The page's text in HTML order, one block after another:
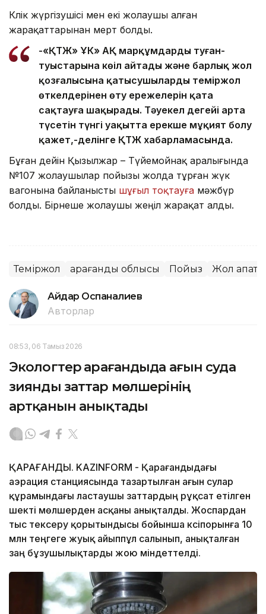
Көлік жүргізушісі мен екі жолаушы алған
жарақаттарынан мерт болды.
-«ҚТЖ» ҰК» АҚ марқұмдардың туған-
туыстарына көңіл айтады және барлық жол
қозғалысына қатысушыларды теміржол
өткелдерінен өту ережелерін қатаң
сақтауға шақырады. Тәуекел деңгейі арта
түсетін түнгі уақытта ерекше мұқият болу
қажет,-делінге ҚТЖ хабарламасында.
Бұған дейін Қызылжар – Түйемойнақ аралығында
№107 жолаушылар пойызы жолда тұрған жүк
вагонына байланысты шұғыл тоқтауға мәжбүр
болды. Бірнеше жолаушы жеңіл жарақат алды.
Теміржол Қарағанды облысы Пойыз Жол апаты
Айдар Оспаналиев
Авторлар
08:53, 06 Тамыз 2026
Экологтер Қарағандыда ағын суда
зиянды заттар мөлшерінің
артқанын анықтады
ҚАРАҒАНДЫ. KAZINFORM - Қарағандыдағы
аэрация станциясында тазартылған ағын сулар
құрамындағы ластаушы заттардың рұқсат етілген
шекті мөлшерден асқаны анықталды. Жоспардан
тыс тексеру қорытындысы бойынша кәсіпорынға 10
млн теңгеге жуық айыппұл салынып, анықталған
заң бұзушылықтарды жою міндеттелді.